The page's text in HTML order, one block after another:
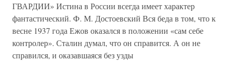
ГВАРДИИ» Истина в России всегда имеет характер
фантастический. Ф. М. Достоевский Вся беда в том, что к
весне 1937 года Ежов оказался в положении «сам себе
контролер». Сталин думал, что он справится. А он не
справился, и оказавшаяся без узды